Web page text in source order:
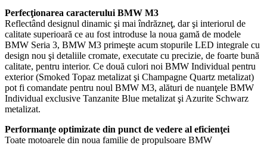
Perfecţionarea caracterului BMW M3
Reflectând designul dinamic şi mai îndrăzneţ, dar şi interiorul de
calitate superioară ce au fost introduse la noua gamă de modele
BMW Seria 3, BMW M3 primeşte acum stopurile LED integrale cu
design nou şi detaliile cromate, executate cu precizie, de foarte bună
calitate, pentru interior. Ce două culori noi BMW Individual pentru
exterior (Smoked Topaz metalizat şi Champagne Quartz metalizat)
pot fi comandate pentru noul BMW M3, alături de nuanţele BMW
Individual exclusive Tanzanite Blue metalizat şi Azurite Schwarz
metalizat.
Performanţe optimizate din punct de vedere al eficienţei
Toate motoarele din noua familie de propulsoare BMW